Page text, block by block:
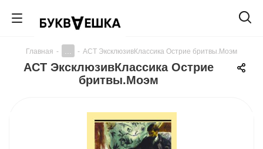
Главная - - АСТ ЭксклюзивКлассика Острие бритвы.Моэм
АСТ ЭксклюзивКлассика Острие
бритвы.Моэм